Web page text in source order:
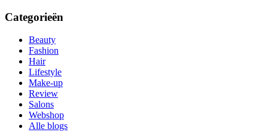
Categorieën
Beauty
Fashion
Hair
Lifestyle
Make-up
Review
Salons
Webshop
Alle blogs